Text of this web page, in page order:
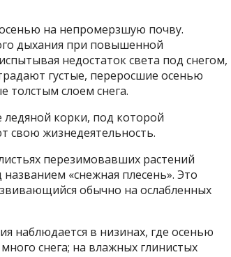
на непромерзшую почву.
дыхания при повышенной
недостаток света под снегом,
густые, переросшие осенью
толстым слоем снега.
ледяной корки, под которой
свою жизнедеятельность.
перезимовавших растений
«снежная плесень». Это
обычно на ослабленных
наблюдается в низинах, где осенью
снега; на влажных глинистых